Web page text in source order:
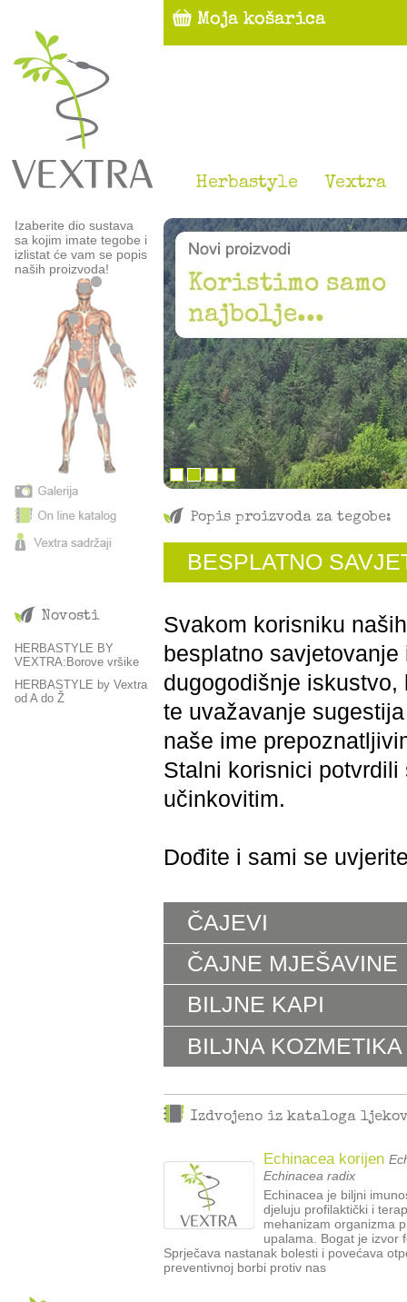
Herbastyle Vextra
Izaberite dio sustava
sa kojim imate tegobe i
izlistat će vam se popis
naših proizvoda!
Novosti
HERBASTYLE BY
VEXTRA:Borove vršike
HERBASTYLE by Vextra
od A do Ž
Popis proizvoda za tegobe:
BESPLATNO
Svakom korisniku
besplatno
dugogodišnje
te uvažavanje
naše ime
Stalni korisnici
učinkovitim.
Dođite i sami se
ČAJEVI
ČAJNE MJEŠAVINE
BILJNE KAPI
BILJNA KOZMETIKA
Izdvojeno iz kataloga
Echinacea korijen
Echinacea radix
Echinacea je biljni
djeluju profilaktički i
mehanizam organizma
upalama. Bogat je izvor
Sprječava nastanak bolesti i povećava
preventivnoj borbi protiv nas